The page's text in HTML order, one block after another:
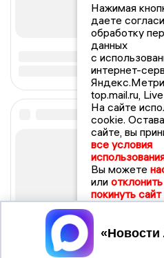
Нажимая
даете
обработку
данных
с
интернет-
top.mail.ru,
На сайте
cookie.
сайте, вы
все условия
Вы можете
или
покинуть сайт
Принять